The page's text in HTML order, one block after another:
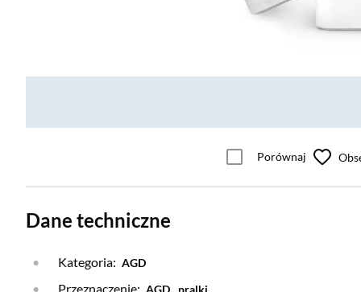
Porównaj
Dane techniczne
Kategoria: AGD
Przeznaczenie: AGD, pralki